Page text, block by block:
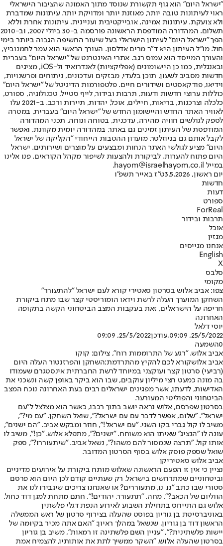
"ישראל היום" הוא גוף תקשורת שנוסד מתוך האמונה שהציבור הישראלי
ראוי לעיתונות טובה יותר, מאוזנת יותר ומדויקת יותר. עיתונות שמדברת
ולא צועקת. עיתונות אמינה, אובייקטיבית ועניינית. עיתונות אחרת וללא
תשלום. המהדורה המודפסת הראשונה פורסמה ב-30 ביולי 2007, וב-2010
הפך "ישראל היום" לעיתון הישראלי בעל שיעור החשיפה הגבוה ביותר בימי
חול. מו"ל העיתון היא ד"ר מרים אדלסון. העורך הראשי הוא עמר לחמנוביץ,
והעורך המייסד הוא עמוס רגב. אתרי האינטרנט של "ישראל היום" בעברית
ובאנגלית, כמו כן היישומונים (אפליקציות) לאנדרואיד ול-iOS, מציגים
חדשות מסביב לשעון, תוכן בלעדי, מבזקים ועדכונים, ניתוחים ופרשנויות,
וידיאו, פודקאסטים ושידורים חיים. פלטפורמות הדיגיטל של "ישראל היום"
כוללות ערוצי חדשות ודעות, תרבות ובידור, לייף סטייל, טכנולוגיה, ספורט,
כלכלה וצרכנות, בריאות, חיילים, אוכל, יהדות, תיירות ורכב. ב-2021 עלו
לאוויר האתר החדש והיישומון החדש של "ישראל היום" בעברית, במטרה
לספק לגולשים חוויה מהירה, עדכנית, בטוחה ונוחה. תכני המהדורה
המודפסת של העיתון זמינים גם באתר, במהדורה יומית מקוונת, ואפשר
לקבל אותם גם בניוזלטר. מועדון ההטבות הייחודי "הקליקה של ישראל
היום" מציע לגולשי האתר הנחות ומבצעים על מוצרים ושירותים. ישראל
היום פתוח להערות, לביקורת ולהצעות לשיפור מקהל הקוראים. פנו אלינו
במייל hayom@israelhayom.co.il.
יום ראשון, 3.5.2026
ט"ז באייר תשפ"ו
חדשות
דעות
ספורט
ForReal
תרבות ובידור
אוכל
מגזין
אנחנו מגייסים
English
X
סלבס
מקומי
צפו: אביב אלוש בסרטון סאטירי קורא לעם ישראל "להתעורר"
השחקן המוערך העלה לרשת וידאו הומוריסטי קצר שבו מתח ביקורת
חריפה על הישראלים, זאת בעקבות המצב הביטחוני הקשה בתקופה
האחרונה
יוסי דלאל
25/5/2022, 09:09
,עודכן25/5/2022, 09:09
0השמעה
אביב אלוש. "רגע של התרוממות רוח", צילום: קוקו
אביב אלושקורא לכם להקיץ מהתרדמת:השחקן והפרזנטור העלה היום
(רביעי) סרטון קצר ועוקצני במיוחד לרשת החברתית אינסטגרם שעמודו
בה מונה כמעט חצי מיליון עוקבים, שבו הוא ביקר באופן קשה ונשכני את
האדישות, לדעתו, אשר מפגינים ישראלים רבים בעת האחרונה נוכח המצב
הביטחוני והפוליטי המעורער.
בסרטון שפרסם, אלוש נראה יושב בתוך רכבו, כאשר הוא מצלצל ל"עם
ישראל". "שלום, אפשר לדבר עם עם ישראל?", שואל השחקן. "עם מי?",
משיב לו קול גברי בקו השני. "עם ישראל!", חוזר ומבקש אביב. "הם ישנים",
עונה לו "הנציג" שאיתו הוא משוחח. "ישנים?", מתפלא אלוש. "כן!", משיב לו
אותו קול. "תרצה שנמסור להם משהו?", נשאל אביב. "שיתעוררו?", ספק
שואל שספק פוסק אלוש בסוף הסרטון המדובר.
אביב אלוש סאטיריקן
נציין כי אין זו הפעם הראשונה שאלוש מותח ביקורת על אירועים מדיניים
וביטחוניים שמתרחשים בישראל. רק שעתיים קודם לכן היום הוא פרסם
סטורי שבו כתב "נו, נו, מתעוררים? או שאנחנו צריכים שיגבירו לנו את
הווליום של הכאב?", מחה. "תתעורר, יהודים!", חתם מתחת למגן דוד כחול.
אלוש גם התייחס בתחילת השבוע לאירוע הנפת דגלי פלשתין
באוניברסיטת בן גוריון בפוסט שהעלה בצירוף סרטון של ראש הממשלה
הראשון דוד בן גוריון, שנשאל במהלך ראיון: "האם אתה מכיר בקיומה של
יישות פלשתינית?", "עניין השם פלשתינה זו רמאות", משיב בן גוריון
בסרטון שהעלה אלוש. "השקר ממשיך לתת את אותותיו, להצמיח אמת